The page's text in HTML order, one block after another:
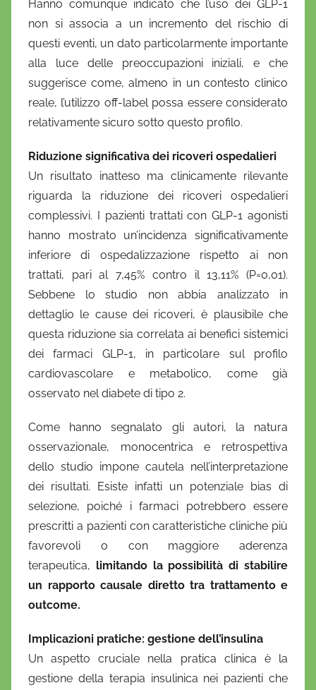
Hanno comunque indicato che l’uso dei GLP-1
non si associa a un incremento del rischio di
questi eventi, un dato particolarmente importante
alla luce delle preoccupazioni iniziali, e che
suggerisce come, almeno in un contesto clinico
reale, l’utilizzo off-label possa essere considerato
relativamente sicuro sotto questo profilo.
Riduzione significativa dei ricoveri ospedalieri
Un risultato inatteso ma clinicamente rilevante
riguarda la riduzione dei ricoveri ospedalieri
complessivi. I pazienti trattati con GLP-1 agonisti
hanno mostrato un’incidenza significativamente
inferiore di ospedalizzazione rispetto ai non
trattati, pari al 7,45% contro il 13,11% (P=0,01).
Sebbene lo studio non abbia analizzato in
dettaglio le cause dei ricoveri, è plausibile che
questa riduzione sia correlata ai benefici sistemici
dei farmaci GLP-1, in particolare sul profilo
cardiovascolare e metabolico, come già
osservato nel diabete di tipo 2.
Come hanno segnalato gli autori, la natura
osservazionale, monocentrica e retrospettiva
dello studio impone cautela nell’interpretazione
dei risultati. Esiste infatti un potenziale bias di
selezione, poiché i farmaci potrebbero essere
prescritti a pazienti con caratteristiche cliniche più
favorevoli o con maggiore aderenza
terapeutica, limitando la possibilità di stabilire
un rapporto causale diretto tra trattamento e
outcome.
Implicazioni pratiche: gestione dell’insulina
Un aspetto cruciale nella pratica clinica è la
gestione della terapia insulinica nei pazienti che